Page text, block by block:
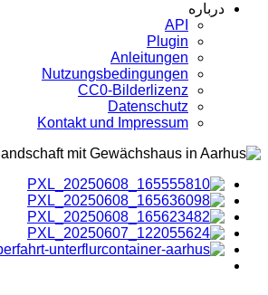
درباره
API
Plugin
Anleitungen
Nutzungsbedingungen
CC0-Bilderlizenz
Datenschutz
Kontakt und Impressum